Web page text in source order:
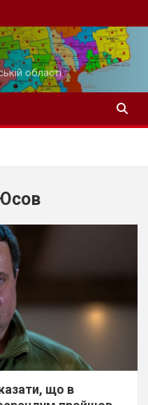
області
що в